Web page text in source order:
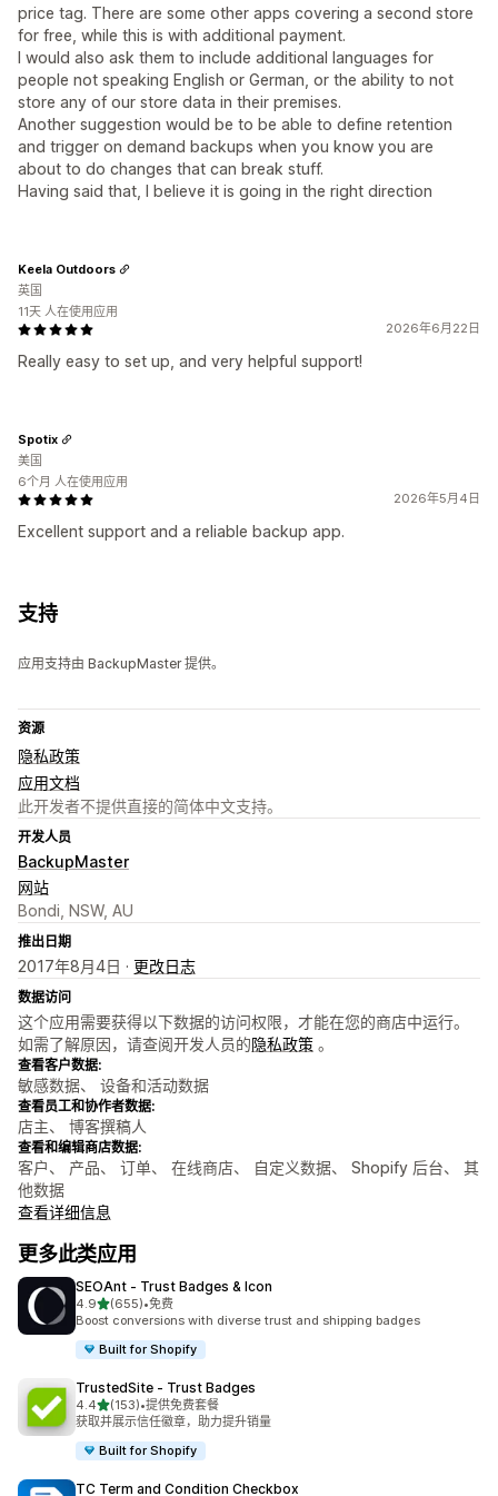
price tag. There are some other apps covering a second store
for free, while this is with additional payment.
I would also ask them to include additional languages for
people not speaking English or German, or the ability to not
store any of our store data in their premises.
Another suggestion would be to be able to define retention
and trigger on demand backups when you know you are
about to do changes that can break stuff.
Having said that, I believe it is going in the right direction
2026年6月22日
Really easy to set up, and very helpful support!
Keela Outdoors
英国
11天 人在使用应用
2026年5月4日
Excellent support and a reliable backup app.
Spotix
美国
6个月 人在使用应用
支持
应用支持由 BackupMaster 提供。
资源
隐私政策
应用文档
此开发者不提供直接的简体中文支持。
开发人员
BackupMaster
网站
Bondi, NSW, AU
推出日期
2017年8月4日 · 更改日志
数据访问
这个应用需要获得以下数据的访问权限，才能在您的商店中运行。
如需了解原因，请查阅开发人员的隐私政策 。
查看客户数据:
敏感数据、 设备和活动数据
查看员工和协作者数据:
店主、 博客撰稿人
查看和编辑商店数据:
客户、 产品、 订单、 在线商店、 自定义数据、 Shopify 后台、 其
他数据
查看详细信息
更多此类应用
SEOAnt ‑ Trust Badges & Icon
4.9星（满分 5 星）
(655)
总共 655 条评论
•免费
Boost conversions with diverse trust and shipping badges
Built for Shopify
TrustedSite ‑ Trust Badges
4.4星（满分 5 星）
(153)
总共 153 条评论
•提供免费套餐
获取并展示信任徽章，助力提升销量
Built for Shopify
TC Term and Condition Checkbox